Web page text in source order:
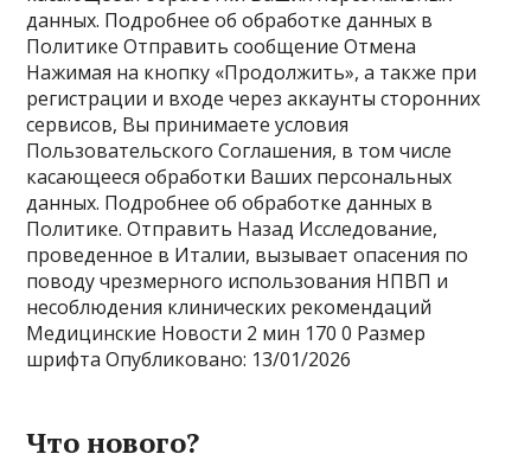
данных. Подробнее об обработке данных в
Политике Отправить сообщение Отмена
Нажимая на кнопку «Продолжить», а также при
регистрации и входе через аккаунты сторонних
сервисов, Вы принимаете условия
Пользовательского Соглашения, в том числе
касающееся обработки Ваших персональных
данных. Подробнее об обработке данных в
Политике. Отправить Назад Исследование,
проведенное в Италии, вызывает опасения по
поводу чрезмерного использования НПВП и
несоблюдения клинических рекомендаций
Медицинские Новости 2 мин 1700 Размер
шрифтаОпубликовано: 13/01/2026
Что нового?